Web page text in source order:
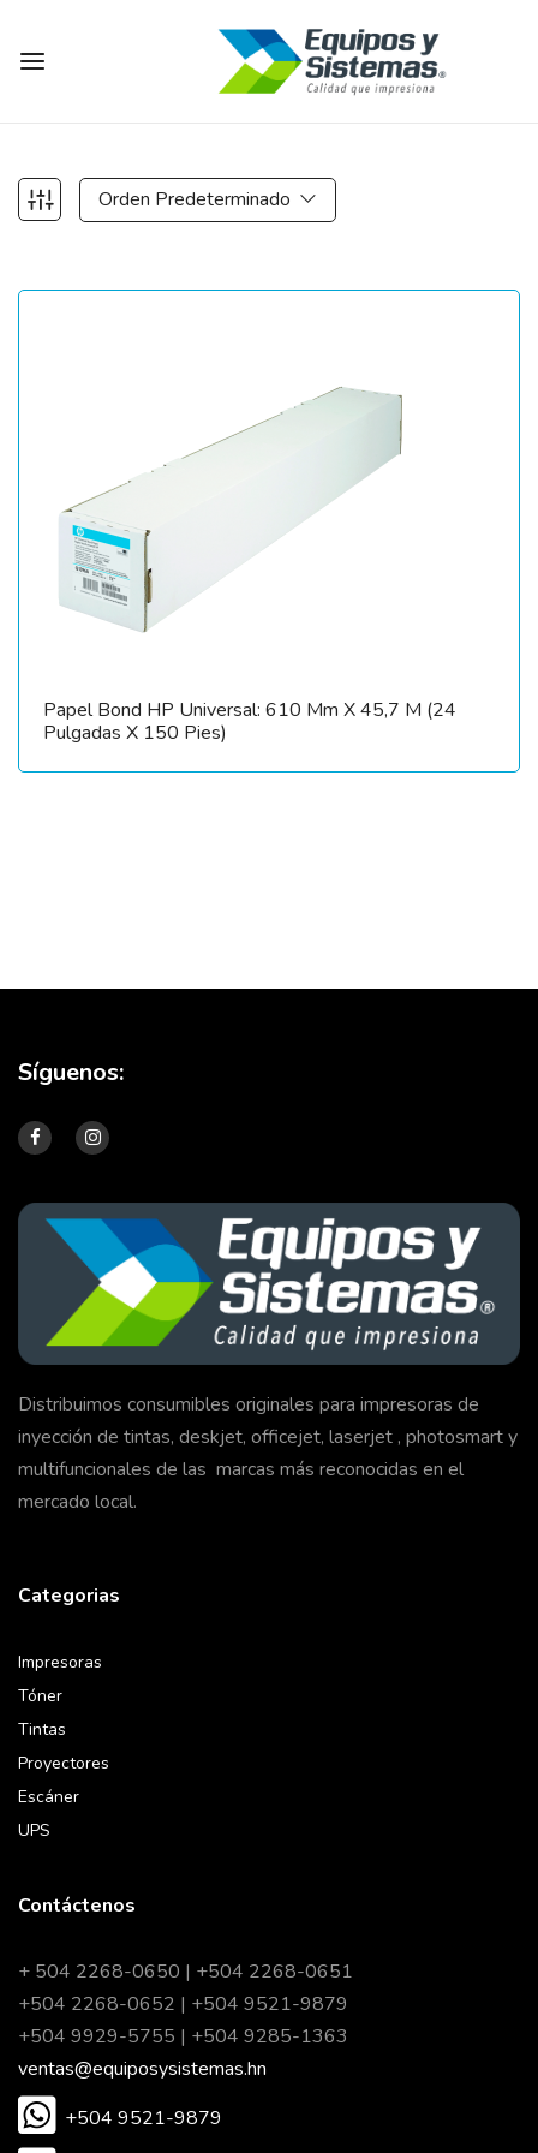
Orden Predeterminado
Papel Bond HP Universal: 610 Mm X 45,7 M (24
Pulgadas X 150 Pies)
Distribuimos consumibles originales para impresoras de
inyección de tintas, deskjet, officejet, laserjet , photosmart y
multifuncionales de las marcas más reconocidas en el
mercado local.
Categorias
Impresoras
Tóner
Tintas
Proyectores
Escáner
UPS
Contáctenos
+ 504 2268-0650 | +504 2268-0651
+504 2268-0652 | +504 9521-9879
+504 9929-5755 | +504 9285-1363
ventas@equiposysistemas.hn
+504 9521-9879
Síguenos: